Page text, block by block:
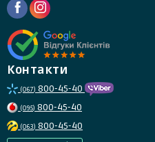
Контакти
(067) 800-45-40
(095) 800-45-40
(063) 800-45-40